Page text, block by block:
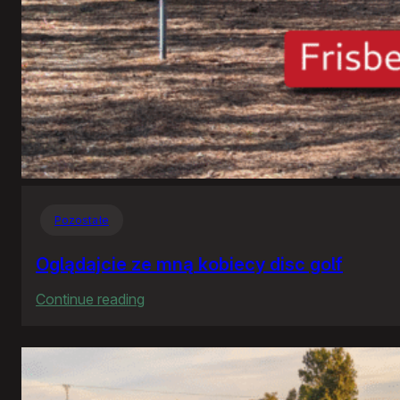
Pozostałe
Oglądajcie ze mną kobiecy disc golf
Continue reading
ze
kobiecy